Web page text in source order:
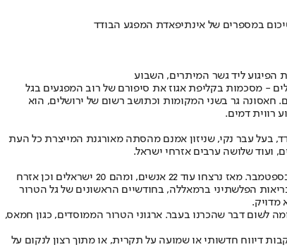
הפיגוע ליד גשר המיתרים, השבוע
ומזרח ירושלים - מסכמות בקליפת אגוז את סיפורם של רוב המפגעים בגל
את הפיגועים בישראל באו ממזרח ירושלים. חאסונה גר בשני המקומות וכתושב רשום של ירושלים, הוא
המפגעים בגל הטרור האחרון: רווק, חסר עבודה מסודרת, ובעיקר, כמו 90% מהמפגעים, מפגע בודד, בעל עבר נקי, שניזון אמנם מהסתה מאורגנת המייצרת כל העת
מאה ימים ימלאו ביום שלישי הבא לגל הטרור הנוכחי. ראשיתו, כך מקובל להניח, בפיגוע יידוי האבנים, שבו נהרג אלכסנדר לבלוביץ' סמוך לארמון הנציב, ב־14 בספטמבר. מאז נרצחו עוד 22 אנשים, ומהם 20 ישראלים וכן אזרח
קשה, ו־189 באורח קל או קל עד בינוני. על פי נתוני משרד הבריאות הפלשתיני ברמאללה, בחודשיים הראשונים של גל הטרור
לשום דבר שהכרנו בעבר. ארגוני הטרור הממוסדים, כגון חמאס,
חדשותי או שמועה על תקרית, או מתוך רצון לנקום על